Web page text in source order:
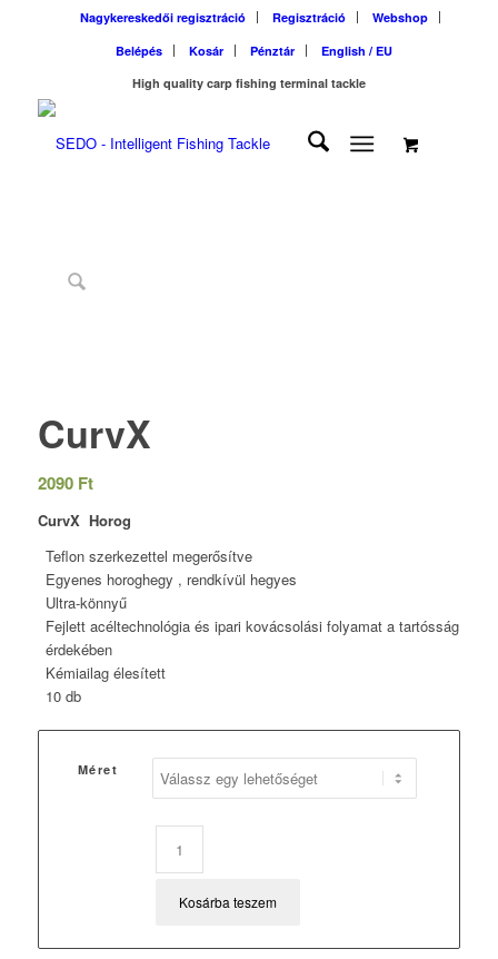
Nagykereskedői regisztráció Regisztráció
Webshop
Belépés
Kosár Pénztár
English / EU
High quality carp fishing terminal tackle
CurvX
2090 Ft
CurvX Horog
Teflon szerkezettel megerősítve
Egyenes horoghegy , rendkívül hegyes
Ultra-könnyű
Fejlett acéltechnológia és ipari kovácsolási folyamat a tartósság
érdekében
Kémiailag élesített
10 db
Méret
Kosárba teszem